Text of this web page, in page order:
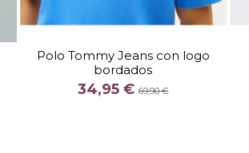
Polo Tommy Jeans con logo
bordados
34,95 €69,90 €
TALLA
COLOR
ROJO